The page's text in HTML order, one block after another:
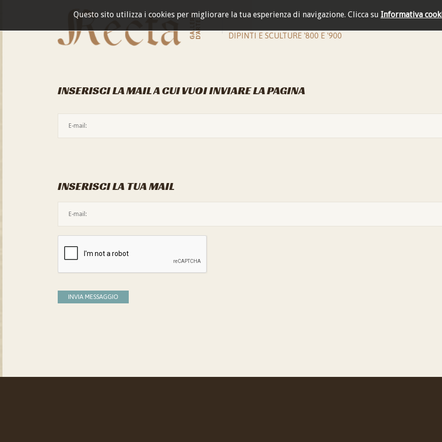
Questo sito utilizza i cookies per migliorare la tua esperienza di navigazione. Clicca su Informativa
GALLERIAD'ARTE DIPINTI E SCULTURE '800 E '900
INSERISCI LA MAIL A CUI VUOI INVIARE LA PAGINA
INSERISCI LA TUA MAIL
INVIA MESSAGGIO